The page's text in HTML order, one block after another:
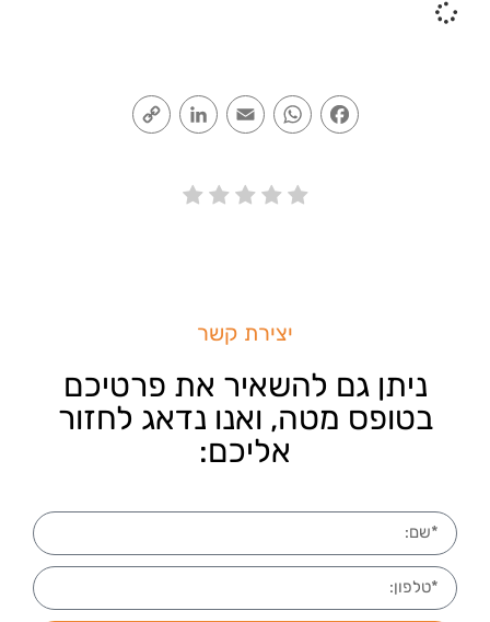
Facebook
WhatsApp
Email
LinkedIn
יצירת קשר
ניתן גם להשאיר את פרטיכם
בטופס מטה, ואנו נדאג לחזור
אליכם: